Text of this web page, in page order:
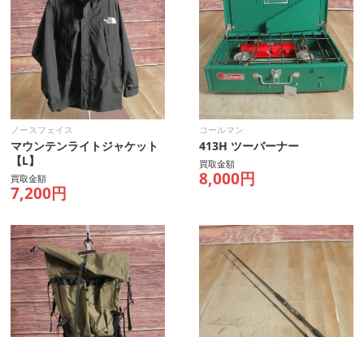
ノースフェイス
マウンテンライトジャケット
【L】
買取金額
7,200円
コールマン
413H ツーバーナー
買取金額
8,000円